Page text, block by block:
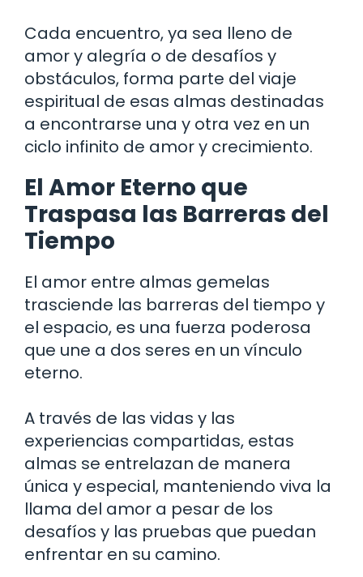
Cada encuentro, ya sea lleno de
amor y alegría o de desafíos y
obstáculos, forma parte del viaje
espiritual de esas almas destinadas
a encontrarse una y otra vez en un
ciclo infinito de amor y crecimiento.
El Amor Eterno que
Traspasa las Barreras del
Tiempo
El amor entre almas gemelas
trasciende las barreras del tiempo y
el espacio, es una fuerza poderosa
que une a dos seres en un vínculo
eterno.
A través de las vidas y las
experiencias compartidas, estas
almas se entrelazan de manera
única y especial, manteniendo viva la
llama del amor a pesar de los
desafíos y las pruebas que puedan
enfrentar en su camino.